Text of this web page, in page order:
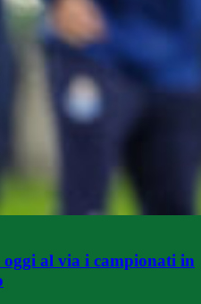
al via i campionati in